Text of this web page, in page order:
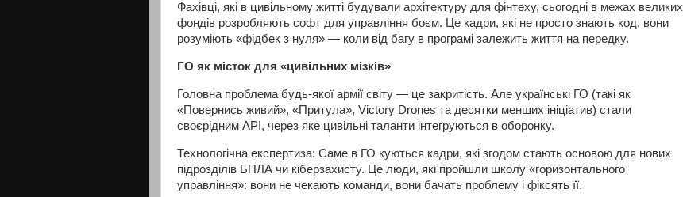
Фахівці, які в цивільному житті будували архітектуру для фінтеху, сьогодні в межах великих
фондів розробляють софт для управління боєм. Це кадри, які не просто знають код, вони
розуміють «фідбек з нуля» — коли від багу в програмі залежить життя на передку.
ГО як місток для «цивільних мізків»
Головна проблема будь-якої армії світу — це закритість. Але українські ГО (такі як
«Повернись живий», «Притула», Victory Drones та десятки менших ініціатив) стали
своєрідним API, через яке цивільні таланти інтегруються в оборонку.
Технологічна експертиза: Саме в ГО куються кадри, які згодом стають основою для нових
підрозділів БПЛА чи кіберзахисту. Це люди, які пройшли школу «горизонтального
управління»: вони не чекають команди, вони бачать проблему і фіксять її.